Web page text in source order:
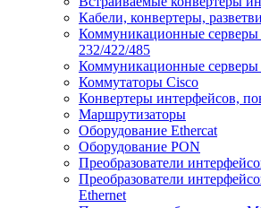
Кабели, конвертеры,
Коммуникационные серверы
232/422/485
Коммуникационные серверы
Коммутаторы Cisco
Конвертеры интерфейсов,
Маршрутизаторы
Оборудование Ethercat
Оборудование PON
Преобразователи
Преобразователи
Ethernet